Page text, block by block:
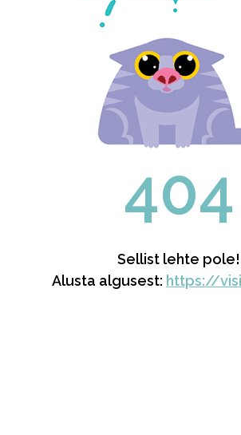
404
Sellist lehte pole!
Alusta algusest: https://